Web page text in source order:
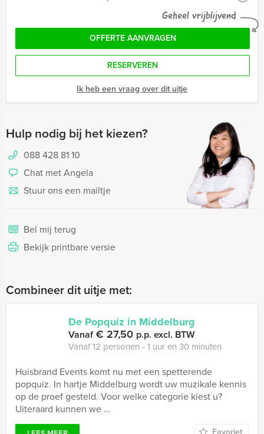
Geheel vrijblijvend
OFFERTE AANVRAGEN
RESERVEREN
Ik heb een vraag over dit uitje
Hulp nodig bij het kiezen?
088 428 81 10
Chat met Angela
Stuur ons een mailtje
Bel mij terug
Bekijk printbare versie
Combineer dit uitje met:
De Popquiz in Middelburg
Vanaf€ 27,50 p.p. excl. BTW
Vanaf 12 personen ‐ 1 uur en 30 minuten
Huisbrand Events komt nu met een spetterende
popquiz. In hartje Middelburg wordt uw muzikale kennis
op de proef gesteld. Voor welke categorie kiest u?
Uiteraard kunnen we ...